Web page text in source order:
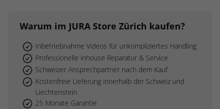
Warum im JURA Store Zürich kaufen?
Inbetriebnahme Videos für unkompliziertes Handling
Professionelle inhouse Reparatur & Service
Schweizer Ansprechpartner nach dem Kauf
Kostenfreie Lieferung innerhalb der Schweiz und
Liechtenstein
25 Monate Garantie